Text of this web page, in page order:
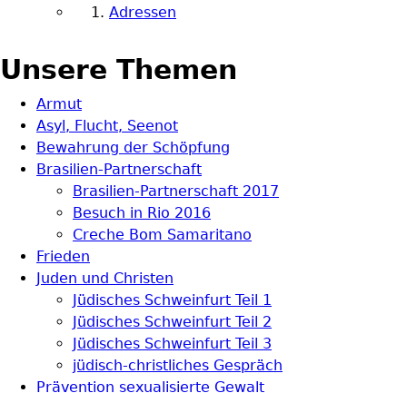
Adressen
Unsere Themen
Armut
Asyl, Flucht, Seenot
Bewahrung der Schöpfung
Brasilien-Partnerschaft
Brasilien-Partnerschaft 2017
Besuch in Rio 2016
Creche Bom Samaritano
Frieden
Juden und Christen
Jüdisches Schweinfurt Teil 1
Jüdisches Schweinfurt Teil 2
Jüdisches Schweinfurt Teil 3
jüdisch-christliches Gespräch
Prävention sexualisierte Gewalt